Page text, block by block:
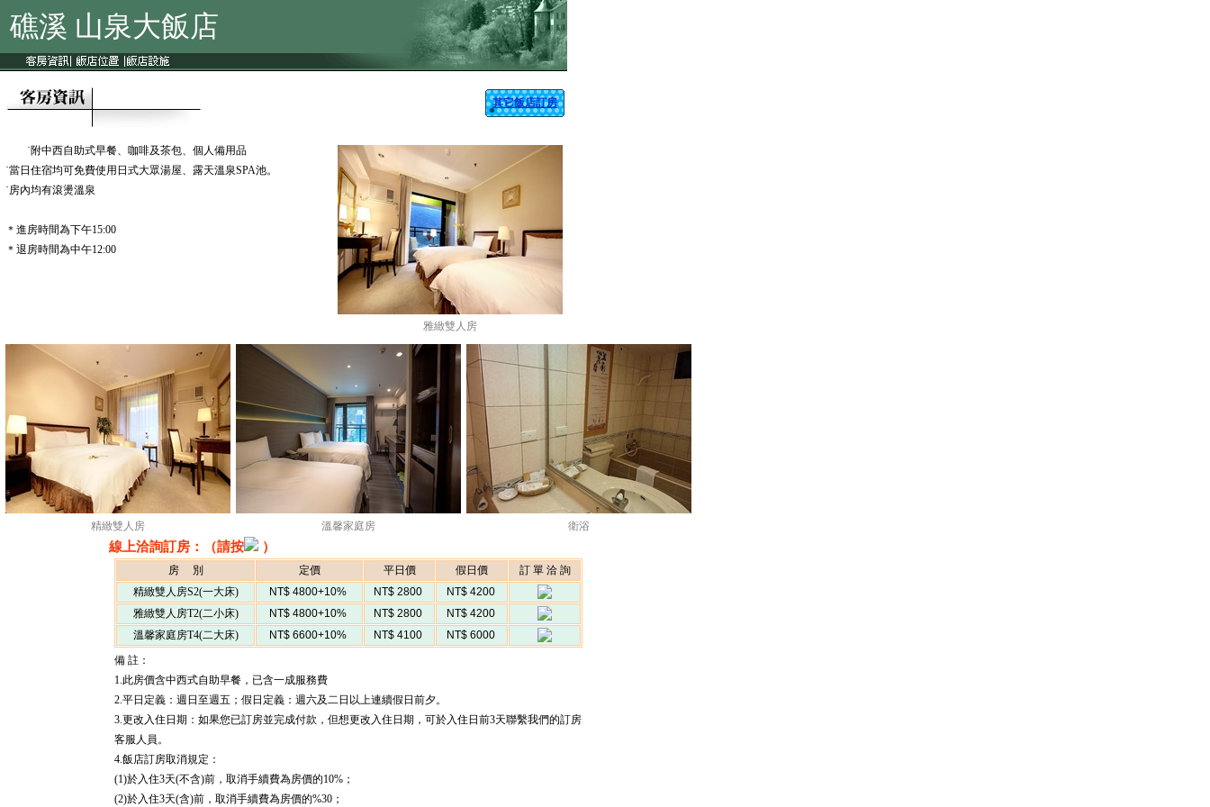
其它飯店訂房
雅緻雙人房
˙附中西自助式早餐、咖啡及茶包、個人備用品
˙當日住宿均可免費使用日式大眾湯屋、露天溫泉SPA池。
˙房內均有滾燙溫泉
＊進房時間為下午15:00
＊退房時間為中午12:00
精緻雙人房 溫馨家庭房 衛浴
線上洽詢訂房：（請按 ）
房 別 定價 平日價 假日價
訂 單 洽 詢
精緻雙人房S2(一大床)
NT$ 4800+10% NT$ 2800
NT$ 4200
雅緻雙人房T2(二小床)
NT$ 4800+10% NT$ 2800
NT$ 4200
溫馨家庭房T4(二大床)
NT$ 6600+10% NT$ 4100
NT$ 6000
備 註：
1.此房價含中西式自助早餐，已含一成服務費
2.平日定義：週日至週五；假日定義：週六及二日以上連續假日前夕。
3.更改入住日期：如果您已訂房並完成付款，但想更改入住日期，可於入住日前3天聯繫我們的訂房
客服人員。
4.飯店訂房取消規定：
(1)於入住3天(不含)前，取消手續費為房價的10%；
(2)於入住3天(含)前，取消手續費為房價的%30；
礁溪 山泉大飯店